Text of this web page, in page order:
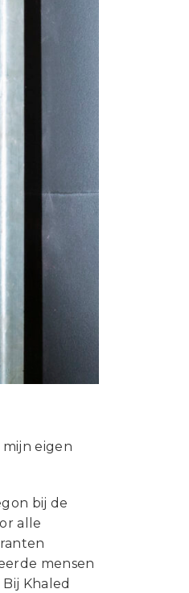
eigen
bij de
alle
mensen
Khaled